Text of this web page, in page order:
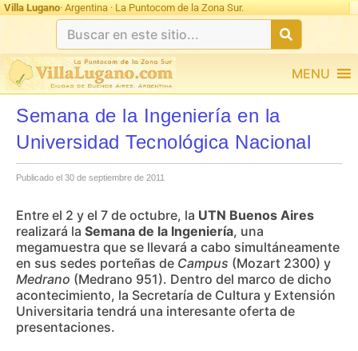
Villa Lugano· Argentina · La Puntocom de la Zona Sur.
MENU
Semana de la Ingeniería en la
Universidad Tecnológica Nacional
Publicado el 30 de septiembre de 2011
Entre el 2 y el 7 de octubre, la UTN Buenos Aires
realizará la Semana de la Ingeniería, una
megamuestra que se llevará a cabo simultáneamente
en sus sedes porteñas de Campus (Mozart 2300) y
Medrano (Medrano 951). Dentro del marco de dicho
acontecimiento, la Secretaría de Cultura y Extensión
Universitaria tendrá una interesante oferta de
presentaciones.